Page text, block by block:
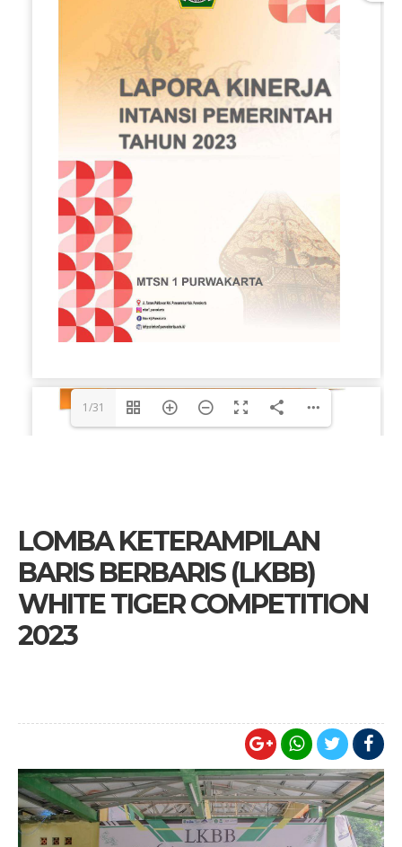
1/31
LOMBA KETERAMPILAN
BARIS BERBARIS (LKBB)
WHITE TIGER COMPETITION
2023